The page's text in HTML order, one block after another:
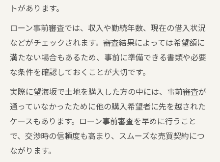
トがあります。
ローン事前審査では、収入や勤続年数、現在の借入状況
などがチェックされます。審査結果によっては希望額に
満たない場合もあるため、事前に準備できる書類や必要
な条件を確認しておくことが大切です。
実際に望海坂で土地を購入した方の中には、事前審査が
通っていなかったために他の購入希望者に先を越された
ケースもあります。ローン事前審査を早めに行うこと
で、交渉時の信頼度も高まり、スムーズな売買契約につ
ながります。